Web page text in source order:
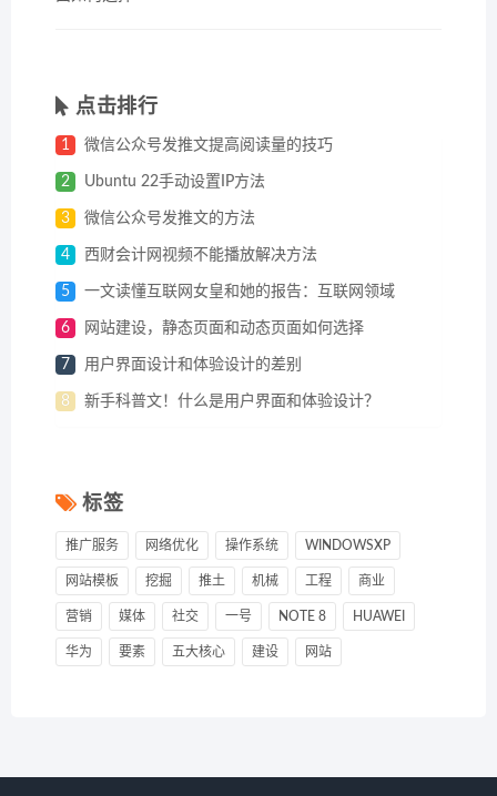
点击排行
1 微信公众号发推文提高阅读量的技巧
2 Ubuntu 22手动设置IP方法
3 微信公众号发推文的方法
4 西财会计网视频不能播放解决方法
5 一文读懂互联网女皇和她的报告：互联网领域
6 网站建设，静态页面和动态页面如何选择
7 用户界面设计和体验设计的差别
8 新手科普文！什么是用户界面和体验设计？
标签
推广服务 网络优化 操作系统 WINDOWSXP
网站模板 挖掘 推土 机械 工程 商业
营销 媒体 社交 一号 NOTE 8 HUAWEI
华为 要素 五大核心 建设 网站